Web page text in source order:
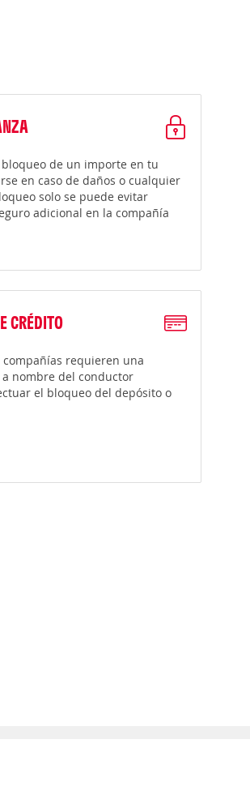
de un importe en tu
en caso de daños o cualquier
solo se puede evitar
adicional en la compañía
CRÉDITO
compañías requieren una
nombre del conductor
el bloqueo del depósito o